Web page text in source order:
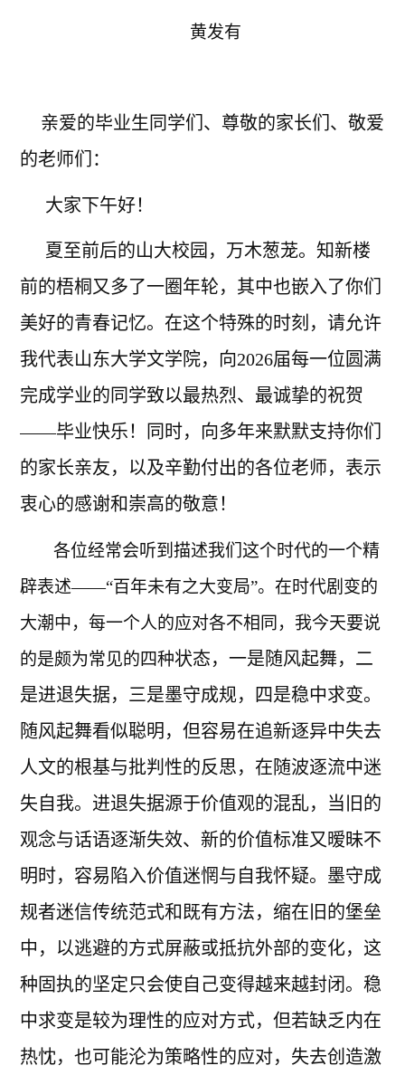
黄发有
亲爱的毕业生同学们、尊敬的家长们、敬爱
的老师们：
大家下午好！
夏至前后的山大校园，万木葱茏。知新楼
前的梧桐又多了一圈年轮，其中也嵌入了你们
美好的青春记忆。在这个特殊的时刻，请允许
我代表山东大学文学院，向2026届每一位圆满
完成学业的同学致以最热烈、最诚挚的祝贺
——毕业快乐！同时，向多年来默默支持你们
的家长亲友，以及辛勤付出的各位老师，表示
衷心的感谢和崇高的敬意！
各位经常会听到描述我们这个时代的一个精
辟表述——“百年未有之大变局”。在时代剧变的
大潮中，每一个人的应对各不相同，我今天要说
的是颇为常见的四种状态，一是随风起舞，二
是进退失据，三是墨守成规，四是稳中求变。
随风起舞看似聪明，但容易在追新逐异中失去
人文的根基与批判性的反思，在随波逐流中迷
失自我。进退失据源于价值观的混乱，当旧的
观念与话语逐渐失效、新的价值标准又暧昧不
明时，容易陷入价值迷惘与自我怀疑。墨守成
规者迷信传统范式和既有方法，缩在旧的堡垒
中，以逃避的方式屏蔽或抵抗外部的变化，这
种固执的坚定只会使自己变得越来越封闭。稳
中求变是较为理性的应对方式，但若缺乏内在
热忱，也可能沦为策略性的应对，失去创造激